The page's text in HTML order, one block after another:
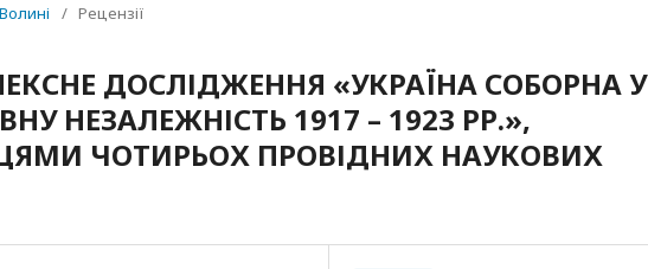
/ Рецензії
ДОСЛІДЖЕННЯ «УКРАЇНА СОБОРНА У
НЕЗАЛЕЖНІСТЬ 1917 – 1923 РР.»,
ЧОТИРЬОХ ПРОВІДНИХ НАУКОВИХ